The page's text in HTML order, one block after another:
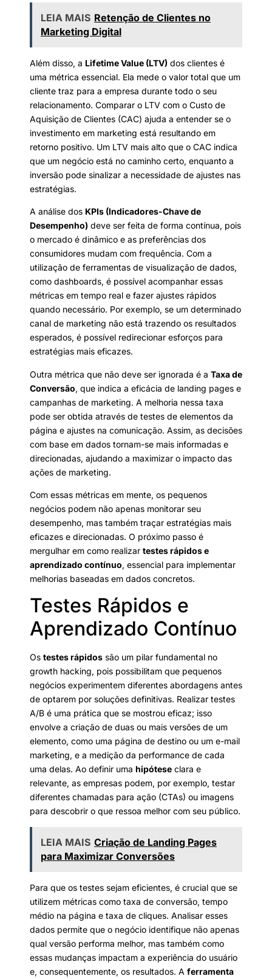
LEIA MAIS Retenção de Clientes no
Marketing Digital
Além disso, a Lifetime Value (LTV) dos clientes é
uma métrica essencial. Ela mede o valor total que um
cliente traz para a empresa durante todo o seu
relacionamento. Comparar o LTV com o Custo de
Aquisição de Clientes (CAC) ajuda a entender se o
investimento em marketing está resultando em
retorno positivo. Um LTV mais alto que o CAC indica
que um negócio está no caminho certo, enquanto a
inversão pode sinalizar a necessidade de ajustes nas
estratégias.
A análise dos KPIs (Indicadores-Chave de
Desempenho) deve ser feita de forma contínua, pois
o mercado é dinâmico e as preferências dos
consumidores mudam com frequência. Com a
utilização de ferramentas de visualização de dados,
como dashboards, é possível acompanhar essas
métricas em tempo real e fazer ajustes rápidos
quando necessário. Por exemplo, se um determinado
canal de marketing não está trazendo os resultados
esperados, é possível redirecionar esforços para
estratégias mais eficazes.
Outra métrica que não deve ser ignorada é a Taxa de
Conversão, que indica a eficácia de landing pages e
campanhas de marketing. A melhoria nessa taxa
pode ser obtida através de testes de elementos da
página e ajustes na comunicação. Assim, as decisões
com base em dados tornam-se mais informadas e
direcionadas, ajudando a maximizar o impacto das
ações de marketing.
Com essas métricas em mente, os pequenos
negócios podem não apenas monitorar seu
desempenho, mas também traçar estratégias mais
eficazes e direcionadas. O próximo passo é
mergulhar em como realizar testes rápidos e
aprendizado contínuo, essencial para implementar
melhorias baseadas em dados concretos.
Testes Rápidos e
Aprendizado Contínuo
Os testes rápidos são um pilar fundamental no
growth hacking, pois possibilitam que pequenos
negócios experimentem diferentes abordagens antes
de optarem por soluções definitivas. Realizar testes
A/B é uma prática que se mostrou eficaz; isso
envolve a criação de duas ou mais versões de um
elemento, como uma página de destino ou um e-mail
marketing, e a medição da performance de cada
uma delas. Ao definir uma hipótese clara e
relevante, as empresas podem, por exemplo, testar
diferentes chamadas para ação (CTAs) ou imagens
para descobrir o que ressoa melhor com seu público.
LEIA MAIS Criação de Landing Pages
para Maximizar Conversões
Para que os testes sejam eficientes, é crucial que se
utilizem métricas como taxa de conversão, tempo
médio na página e taxa de cliques. Analisar esses
dados permite que o negócio identifique não apenas
qual versão performa melhor, mas também como
essas mudanças impactam a experiência do usuário
e, consequentemente, os resultados. A ferramenta